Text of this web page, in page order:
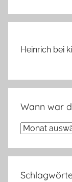
Heinrich bei
Wann war
Wann
das?